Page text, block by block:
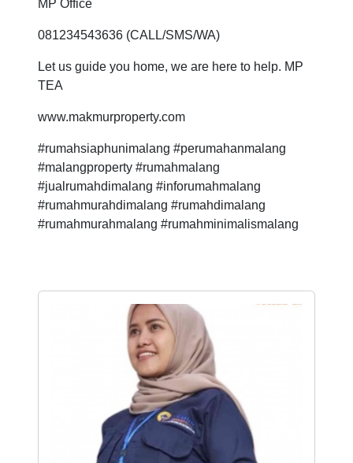
MP Office
081234543636 (CALL/SMS/WA)
Let us guide you home, we are here to help. MP
TEA
www.makmurproperty.com
#rumahsiaphunimalang #perumahanmalang
#malangproperty #rumahmalang
#jualrumahdimalang #inforumahmalang
#rumahmurahdimalang #rumahdimalang
#rumahmurahmalang #rumahminimalismalang